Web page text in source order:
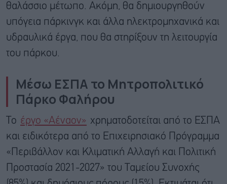
θαλάσσιο μέτωπο. Ακόμη, θα δημιουργηθούν
υπόγεια πάρκινγκ και άλλα ηλεκτρομηχανικά και
υδραυλικά έργα, που θα στηρίξουν τη λειτουργία
του πάρκου.
Μέσω ΕΣΠΑ το Μητροπολιτικό
Πάρκο Φαλήρου
Το έργο «Αέναον» χρηματοδοτείται από το ΕΣΠΑ
και ειδικότερα από το Επιχειρησιακό Πρόγραμμα
«Περιβάλλον και Κλιματική Αλλαγή και Πολιτική
Προστασία 2021-2027» του Ταμείου Συνοχής